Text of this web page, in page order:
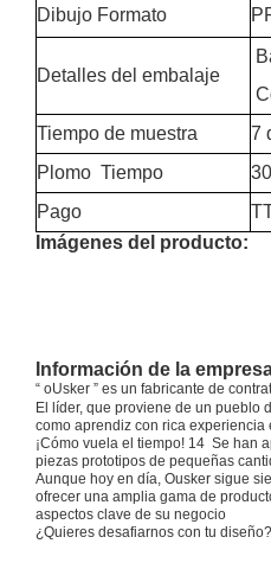
Dibujo Formato
Detalles del embalaje
Tiempo de muestra
7
Plomo Tiempo
Pago
Imágenes del producto:
Información de la
“ oUsker ” es un fabricante de
El líder, que proviene de un pueblo
como aprendiz con rica
¡Cómo vuela el tiempo! 14 Se han
piezas prototipos de pequeñas
Aunque hoy en día, Ousker sigue
ofrecer una amplia gama de
aspectos clave de su negocio
¿Quieres desafiarnos con tu diseño?